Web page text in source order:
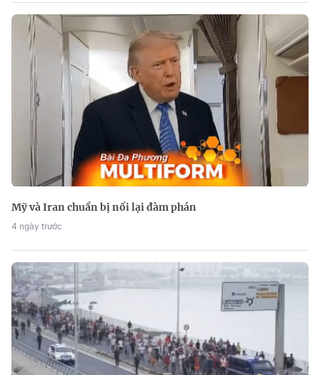
Mỹ và Iran chuẩn bị nối lại đàm phán
4 ngày trước